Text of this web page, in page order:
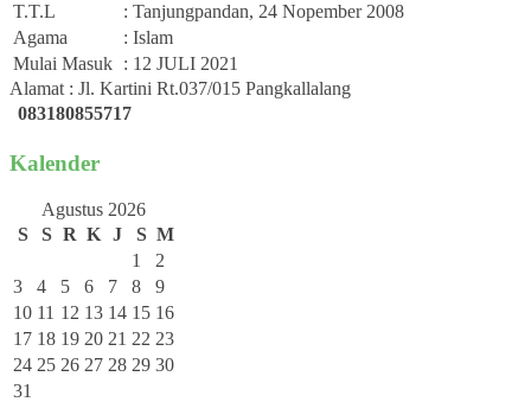
T.T.L
: Tanjungpandan, 24 Nopember 2008
Agama
: Islam
Mulai Masuk : 12 JULI 2021
Alamat : Jl. Kartini Rt.037/015 Pangkallalang
083180855717
Kalender
Agustus 2026
S
S R K J S M
1
2
3
4 5 6 7 8
9
10 11 12 13 14 15 16
17 18 19 20 21 22 23
24 25 26 27 28 29 30
31